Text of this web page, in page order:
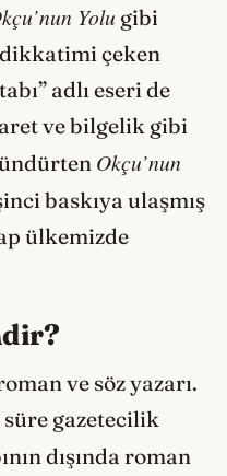
Yolu gibi
dikkatimi çeken
adlı eseri de
ve bilgelik gibi
Okçu’nun
baskıya ulaşmış
ülkemizde
ve söz yazarı.
gazetecilik
dışında roman